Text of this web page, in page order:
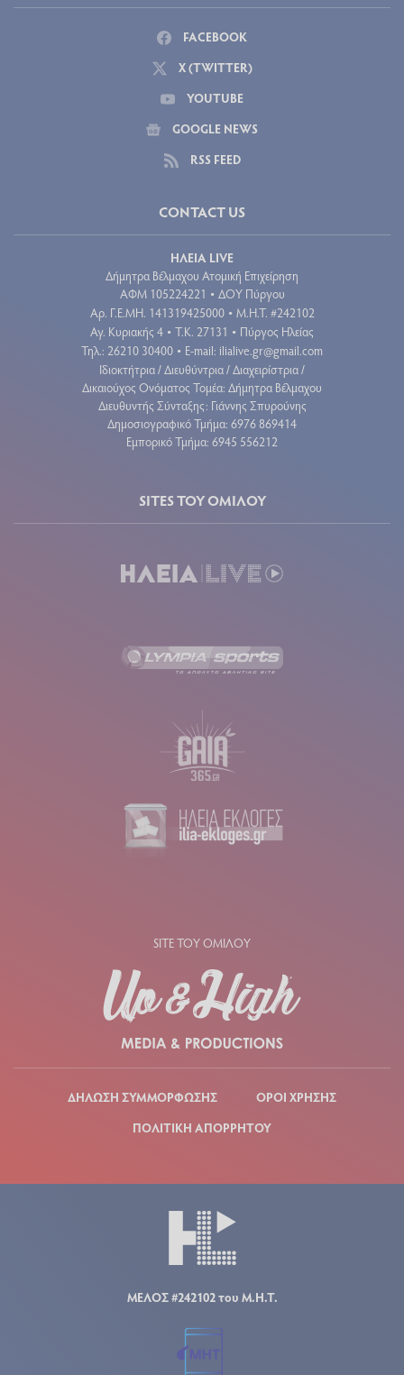
FACEBOOK
X (TWITTER)
YOUTUBE
GOOGLE NEWS
RSS FEED
CONTACT US
ΗΛΕΙΑ LIVE
Δήμητρα Βέλμαχου Ατομική Επιχείρηση
ΑΦΜ 105224221 • ΔΟΥ Πύργου
Aρ. Γ.Ε.ΜΗ. 141319425000 • Μ.Η.Τ. #242102
Αγ. Κυριακής 4 • Τ.Κ. 27131 • Πύργος Ηλείας
Τηλ.: 26210 30400 • E-mail: ilialive.gr@gmail.com
Ιδιοκτήτρια / Διευθύντρια / Διαχειρίστρια /
Δικαιούχος Ονόματος Τομέα: Δήμητρα Βέλμαχου
Διευθυντής Σύνταξης: Γιάννης Σπυρούνης
Δημοσιογραφικό Τμήμα: 6976 869414
Εμπορικό Τμήμα: 6945 556212
SITES ΤΟΥ ΟΜΙΛΟΥ
SITE ΤΟΥ ΟΜΙΛΟΥ
ΔΗΛΩΣΗ ΣΥΜΜΟΡΦΩΣΗΣ
ΟΡΟΙ ΧΡΗΣΗΣ
ΠΟΛΙΤΙΚΗ ΑΠΟΡΡΗΤΟΥ
ΜΕΛΟΣ #242102 του Μ.Η.Τ.